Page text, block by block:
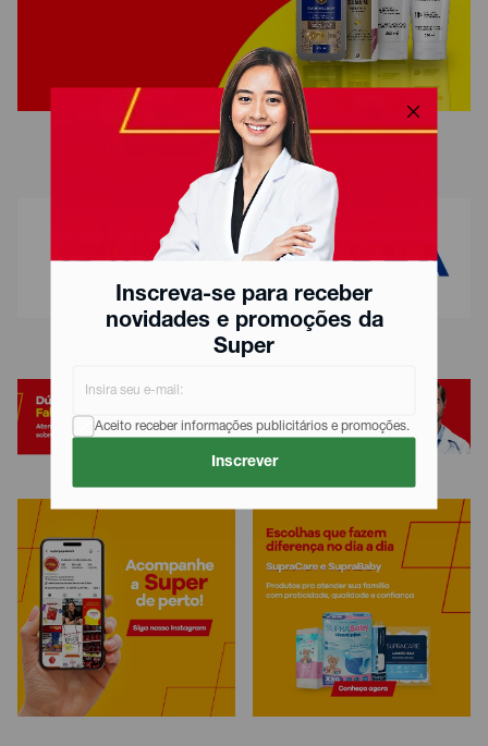
Inscreva-se para receber
novidades e promoções da
Super
Aceito receber informações publicitários e promoções.
Inscrever